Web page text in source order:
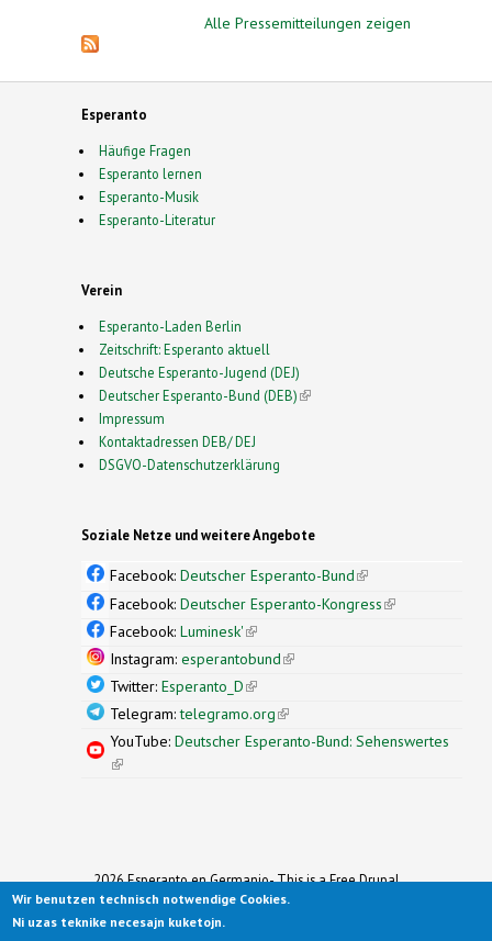
Alle Pressemitteilungen zeigen
Esperanto
Häufige Fragen
Esperanto lernen
Esperanto-Musik
Esperanto-Literatur
Verein
Esperanto-Laden Berlin
Zeitschrift: Esperanto aktuell
Deutsche Esperanto-Jugend (DEJ)
Deutscher Esperanto-Bund (DEB)(link is external)
Impressum
Kontaktadressen DEB/ DEJ
DSGVO-Datenschutzerklärung
Soziale Netze und weitere Angebote
Facebook: Deutscher Esperanto-Bund(link is
external)
Facebook: Deutscher Esperanto-Kongress(link is
Facebook: Luminesk'(link is external)
Instagram: esperantobund(link is external)
Twitter: Esperanto_D(link is external)
Telegram:telegramo.org(link is external)
YouTube: Deutscher Esperanto-Bund: Sehenswertes
(link is external)
2026 Esperanto en Germanio- This is a Free Drupal
Theme
Ported to Drupal for the Open Source Community by
Wir benutzen technisch notwendige Cookies.
Ni uzas teknike necesajn kuketojn.